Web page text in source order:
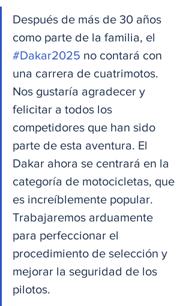
Después de más de 30 años
como parte de la familia, el
#Dakar2025 no contará con
una carrera de cuatrimotos.
Nos gustaría agradecer y
felicitar a todos los
competidores que han sido
parte de esta aventura. El
Dakar ahora se centrará en la
categoría de motocicletas, que
es increíblemente popular.
Trabajaremos arduamente
para perfeccionar el
procedimiento de selección y
mejorar la seguridad de los
pilotos.